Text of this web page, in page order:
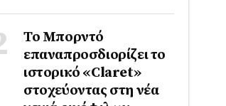
Το Μπορντό
επαναπροσδιορίζει το
ιστορικό «Claret»
στοχεύοντας στη νέα